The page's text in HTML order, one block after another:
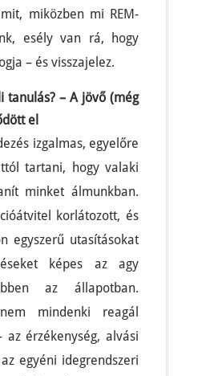
miközben mi REM-
esély van rá, hogy
– és visszajelez.
tanulás? – A jövő (még
el
izgalmas, egyelőre
tartani, hogy valaki
minket álmunkban.
korlátozott, és
egyszerű utasításokat
képes az agy
az állapotban.
mindenki reagál
az érzékenység, alvási
egyéni idegrendszeri